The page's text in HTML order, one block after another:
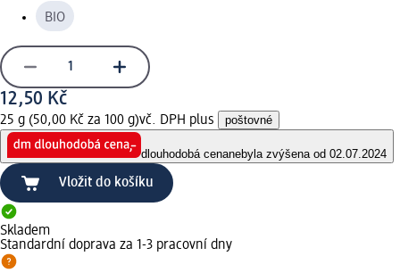
BIO
12,50 Kč
25 g (50,00 Kč za 100 g)vč. DPH plus poštovné
dlouhodobá cenanebyla zvýšena od 02.07.2024
Vložit do košíku
Skladem
Standardní doprava za 1-3 pracovní dny